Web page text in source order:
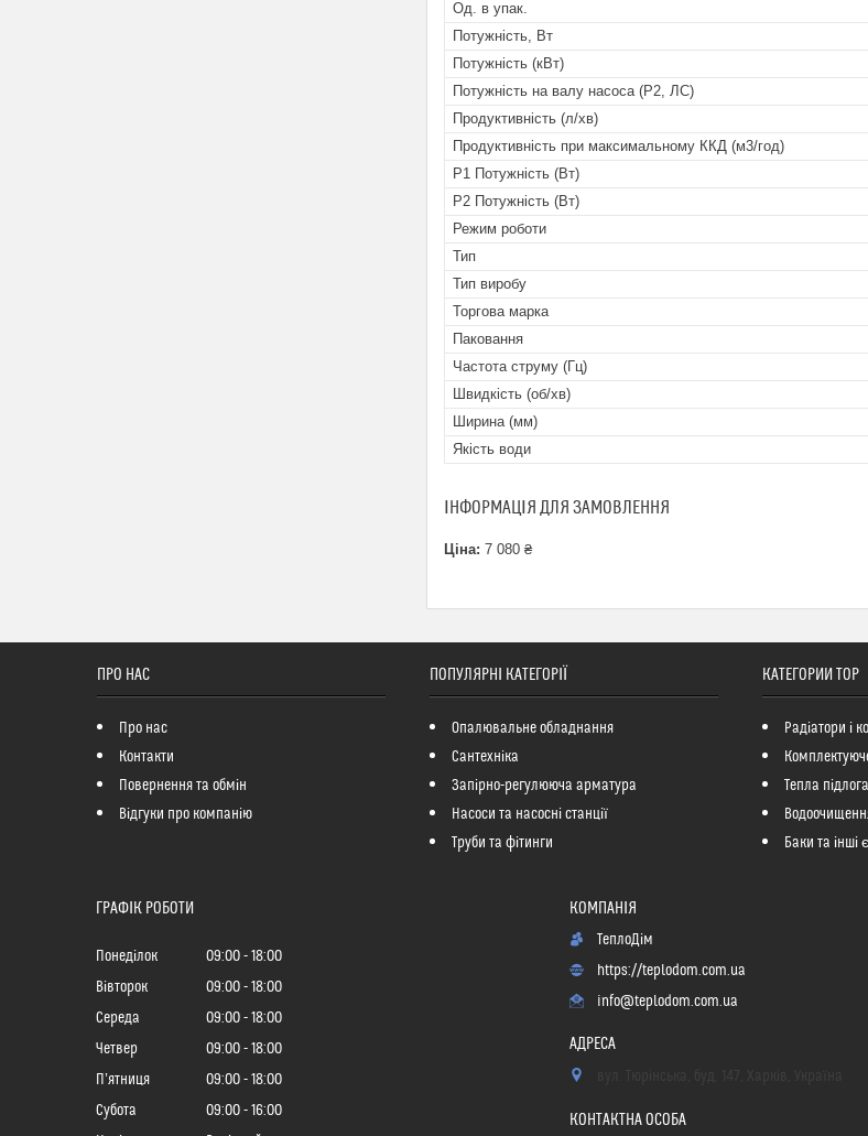
Од. в упак.
Потужність, Вт
Потужність (кВт)
Потужність на валу насоса (P2, ЛС)
Продуктивність (л/хв)
Продуктивність при максимальному ККД (м3/год)
Р1 Потужність (Вт)
Р2 Потужність (Вт)
Режим роботи
Тип
Тип виробу
Торгова марка
Паковання
Частота струму (Гц)
Швидкість (об/хв)
Ширина (мм)
Якість води
ІНФОРМАЦІЯ ДЛЯ ЗАМОВЛЕННЯ
Ціна: 7 080 ₴
ПРО НАС
Про нас
Контакти
Повернення та обмін
Відгуки про компанію
ПОПУЛЯРНІ КАТЕГОРІЇ
Опалювальне обладнання
Сантехніка
Запірно-регулююча арматура
Насоси та насосні станції
Труби та фітинги
КАТЕГОРИИ ТОР
Радіатори і
Тепла підлога
Баки та інші
ГРАФІК РОБОТИ
Понеділок 09:00
18:00
Вівторок
09:00
18:00
Середа
09:00
18:00
Четвер
09:00
18:00
Пʼятниця
09:00
18:00
Субота
09:00
16:00
ТеплоДім
https://teplodom.com.ua
info@teplodom.com.ua